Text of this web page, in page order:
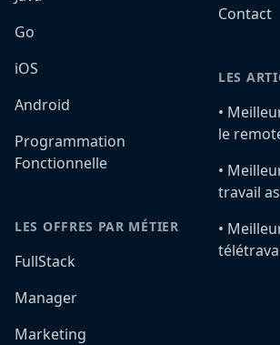
Go
iOS
Android
Programmation
Fonctionnelle
LES OFFRES PAR MÉTIER
FullStack
Manager
Marketing
Contact
LES
•️
le
•️
travail
•️